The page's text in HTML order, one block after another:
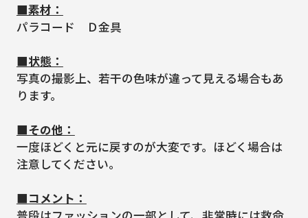
■素材：
パラコード Ｄ金具
■状態：
写真の撮影上、若干の色味が違って見える場合もあ
ります。
■その他：
一度ほどくと元に戻すのが大変です。ほどく場合は
注意してください。
■コメント：